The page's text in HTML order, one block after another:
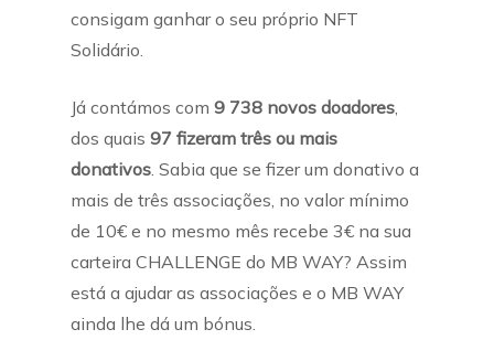
consigam ganhar o seu próprio NFT
Solidário.
Já contámos com 9 738 novos doadores,
dos quais 97 fizeram três ou mais
donativos. Sabia que se fizer um donativo a
mais de três associações, no valor mínimo
de 10€ e no mesmo mês recebe 3€ na sua
carteira CHALLENGE do MB WAY? Assim
está a ajudar as associações e o MB WAY
ainda lhe dá um bónus.